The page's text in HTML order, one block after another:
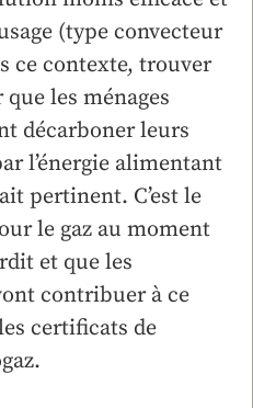
(type convecteur
ce contexte, trouver
les ménages
décarboner leurs
l’énergie alimentant
pertinent. C’est le
le gaz au moment
et que les
contribuer à ce
certificats de